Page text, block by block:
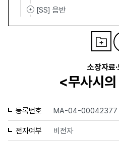
[SS] 음반
소장자료
<무사시
등록번호 MA-04-00042377
전자여부 비전자